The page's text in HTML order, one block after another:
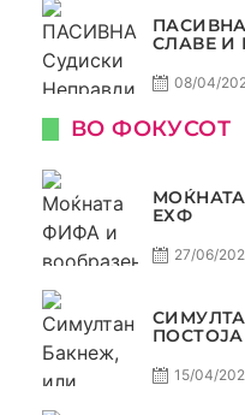
СЛАВЕ И
08/04/
ВО ФОКУСОТ
ЕХФ
27/06/
15/04/